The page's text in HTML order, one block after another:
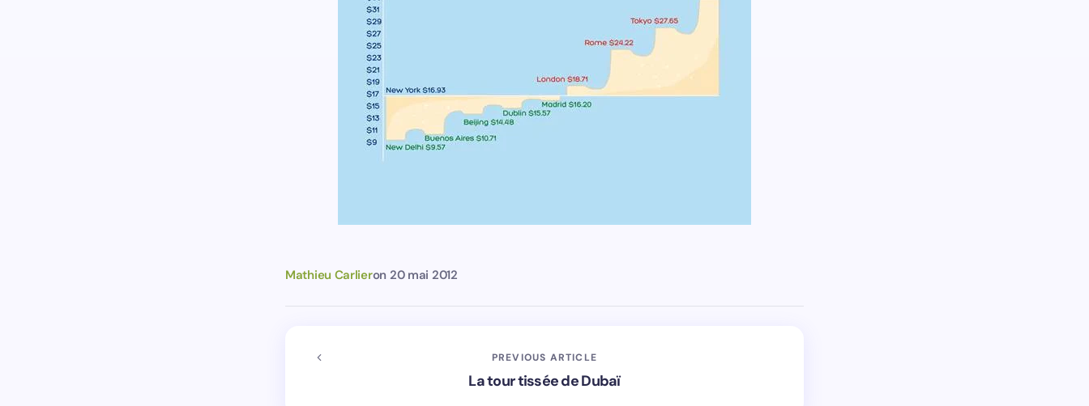
Mathieu Carlieron 20 mai 2012
PREVIOUS ARTICLE
La tour tissée de Dubaï